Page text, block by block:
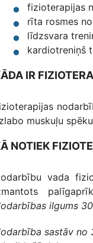
fizioterapijas
rīta rosmes
līdzsvara
kardiotreniņš
IR
muskuļu
NOTIEK
vada
ilgums
sastāv no